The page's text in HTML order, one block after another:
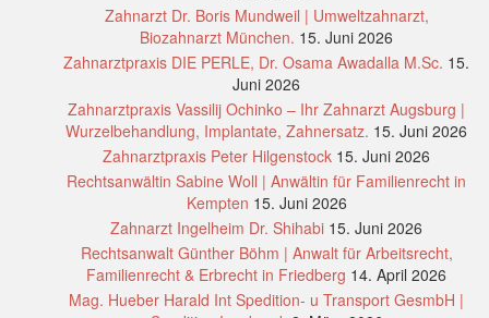
Zahnarzt Dr. Boris Mundweil | Umweltzahnarzt,
Biozahnarzt München. 15. Juni 2026
Zahnarztpraxis DIE PERLE, Dr. Osama Awadalla M.Sc. 15.
Juni 2026
Zahnarztpraxis Vassilij Ochinko – Ihr Zahnarzt Augsburg |
Wurzelbehandlung, Implantate, Zahnersatz. 15. Juni 2026
Zahnarztpraxis Peter Hilgenstock 15. Juni 2026
Rechtsanwältin Sabine Woll | Anwältin für Familienrecht in
Kempten 15. Juni 2026
Zahnarzt Ingelheim Dr. Shihabi 15. Juni 2026
Rechtsanwalt Günther Böhm | Anwalt für Arbeitsrecht,
Familienrecht & Erbrecht in Friedberg 14. April 2026
Mag. Hueber Harald Int Spedition- u Transport GesmbH |